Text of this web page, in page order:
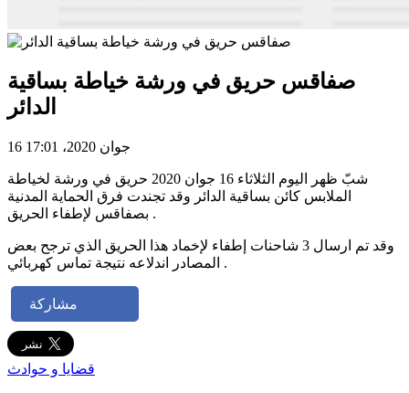
صفاقس حريق في ورشة خياطة بساقية
الدائر
16 جوان 2020، 17:01
شبّ ظهر اليوم الثلاثاء 16 جوان 2020 حريق في ورشة لخياطة
الملابس كائن بساقية الدائر وقد تجندت فرق الحماية المدنية
بصفاقس لإطفاء الحريق .
وقد تم ارسال 3 شاحنات إطفاء لإخماد هذا الحريق الذي ترجح بعض
المصادر اندلاعه نتيجة تماس كهربائي .
مشاركة
قضايا و حوادث